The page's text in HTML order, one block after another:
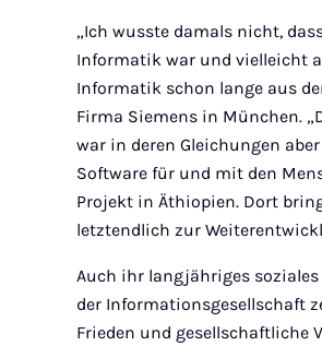
„Ich wusste damals nicht,
Informatik war und vielleicht
Informatik schon lange aus
Firma Siemens in München.
war in deren Gleichungen
Software für und mit den
Projekt in Äthiopien. Dort
letztendlich zur
Auch ihr langjähriges
der Informationsgesellschaft
Frieden und gesellschaftliche